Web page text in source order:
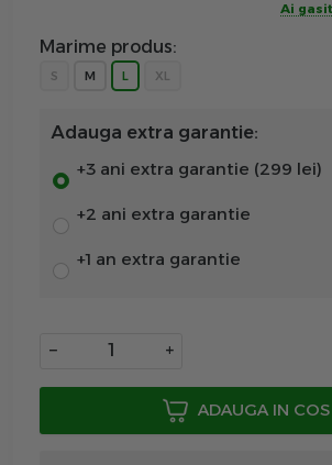
Ai
Marime produs:
S M L XL
Adauga extra garantie:
+3 ani extra garantie (299 lei)
+2 ani extra garantie
+1 an extra garantie
− +
ADAUGA IN COS